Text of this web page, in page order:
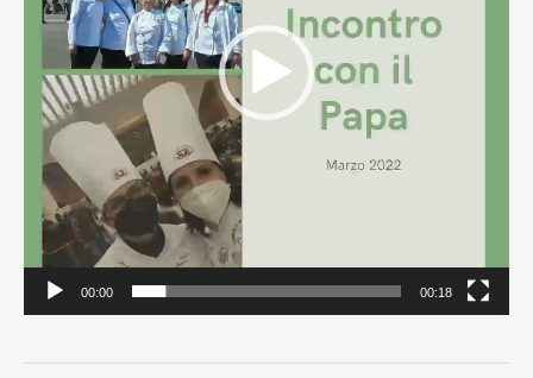
00:00 00:18